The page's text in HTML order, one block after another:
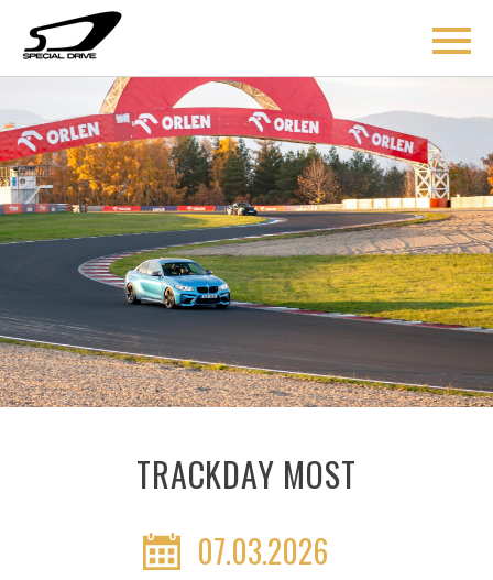
ÚVOD
BLOG
COACHING
O MNĚ
AKCE
KONTAKT
TRACKDAY MOST
07.03.2026